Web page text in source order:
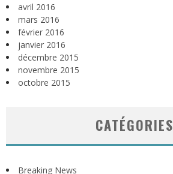
avril 2016
mars 2016
février 2016
janvier 2016
décembre 2015
novembre 2015
octobre 2015
CATÉGORIES
Breaking News